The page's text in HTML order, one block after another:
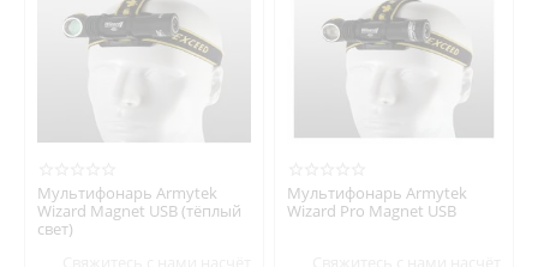
Мультифонарь Armytek
Wizard Magnet USB (тёплый
свет)
Мультифонарь Armytek
Wizard Pro Magnet USB